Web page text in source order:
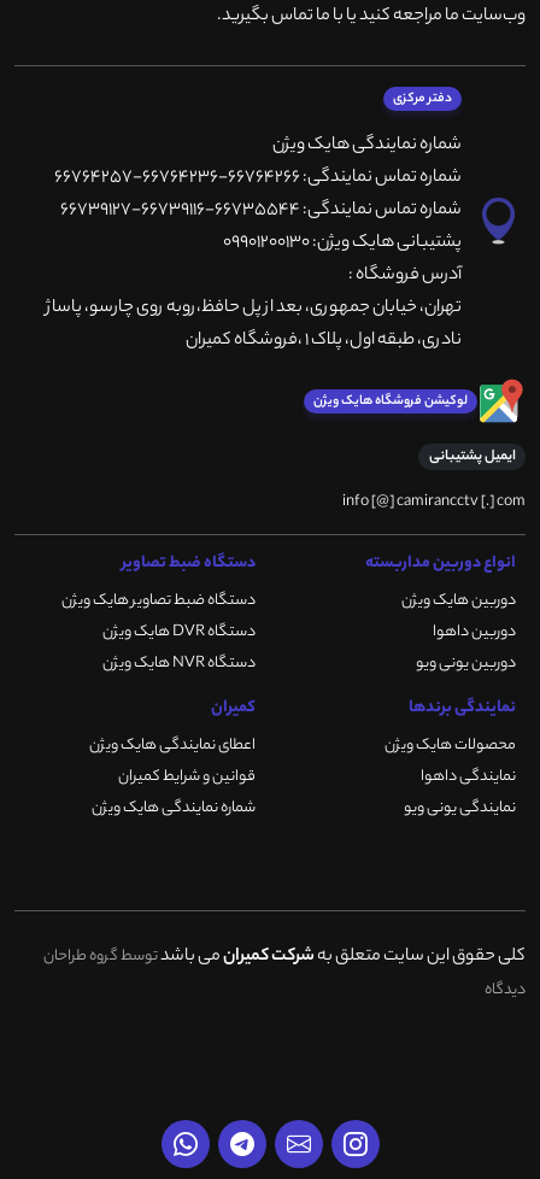
وب‌سایت ما مراجعه کنید یا با ما تماس بگیرید.
دفتر مرکزی
شماره نمایندگی هایک ویژن
شماره تماس نمایندگی: 66764266-66764236-66764257
شماره تماس نمایندگی: 66735544-66739116-66739127
پشتیبانی هایک ویژن: 09901200130
آدرس فروشگاه :
تهران، خيابان جمهوری، بعد از پل حافظ،روبه روی چارسو، پاساژ
نادری، طبقه اول، پلاک 1 ،فروشگاه کمیران
لوکیشن فروشگاه هایک ویژن
ایمیل پشتیبانی
info [@] camirancctv [.] com
انواع دوربین مداربسته
دوربین هایک ویژن
دوربین داهوا
دوربین یونی ویو
دستگاه ضبط تصاویر
دستگاه ضبط تصاویر هایک ویژن
دستگاه DVR هایک ویژن
دستگاه NVR هایک ویژن
نمایندگی برندها
محصولات هایک ویژن
نمایندگی داهوا
نمایندگی یونی ویو
کمیران
اعطای نمایندگی هایک ویژن
قوانین و شرایط کمیران
شماره نمایندگی هایک ویژن
کلی حقوق این سایت متعلق بهشرکت کمیرانمی باشدتوسط گروه طراحان
دیدگاه